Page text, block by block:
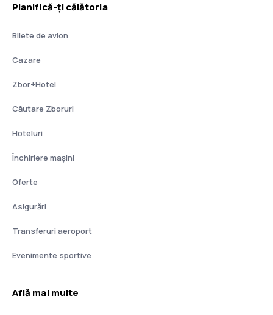
Planifică-ți călătoria
Bilete de avion
Cazare
Zbor+Hotel
Căutare Zboruri
Hoteluri
Închiriere mașini
Oferte
Asigurări
Transferuri aeroport
Evenimente sportive
Află mai multe